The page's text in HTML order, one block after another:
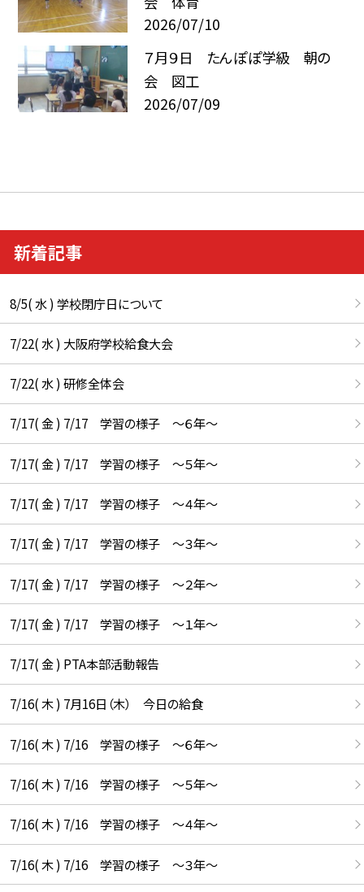
2026/07/10
７月９日 たんぽぽ学級 朝の
会 図工
2026/07/09
新着記事
8/5( 水 ) 学校閉庁日について
7/22( 水 ) 大阪府学校給食大会
7/22( 水 ) 研修全体会
7/17( 金 ) 7/17 学習の様子 ～６年～
7/17( 金 ) 7/17 学習の様子 ～５年～
7/17( 金 ) 7/17 学習の様子 ～４年～
7/17( 金 ) 7/17 学習の様子 ～３年～
7/17( 金 ) 7/17 学習の様子 ～２年～
7/17( 金 ) 7/17 学習の様子 ～１年～
7/17( 金 ) PTA本部活動報告
7/16( 木 ) 7月16日（木） 今日の給食
7/16( 木 ) 7/16 学習の様子 ～６年～
7/16( 木 ) 7/16 学習の様子 ～５年～
7/16( 木 ) 7/16 学習の様子 ～４年～
7/16( 木 ) 7/16 学習の様子 ～３年～